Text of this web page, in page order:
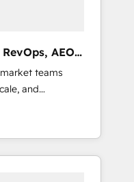
custom agents
HIPAA-
growth.
AEO
teams
and
activate
platform
Loop
expert-led